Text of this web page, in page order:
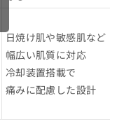
日焼け肌や敏感肌など
幅広い肌質に対応
冷却装置搭載で
痛みに配慮した設計